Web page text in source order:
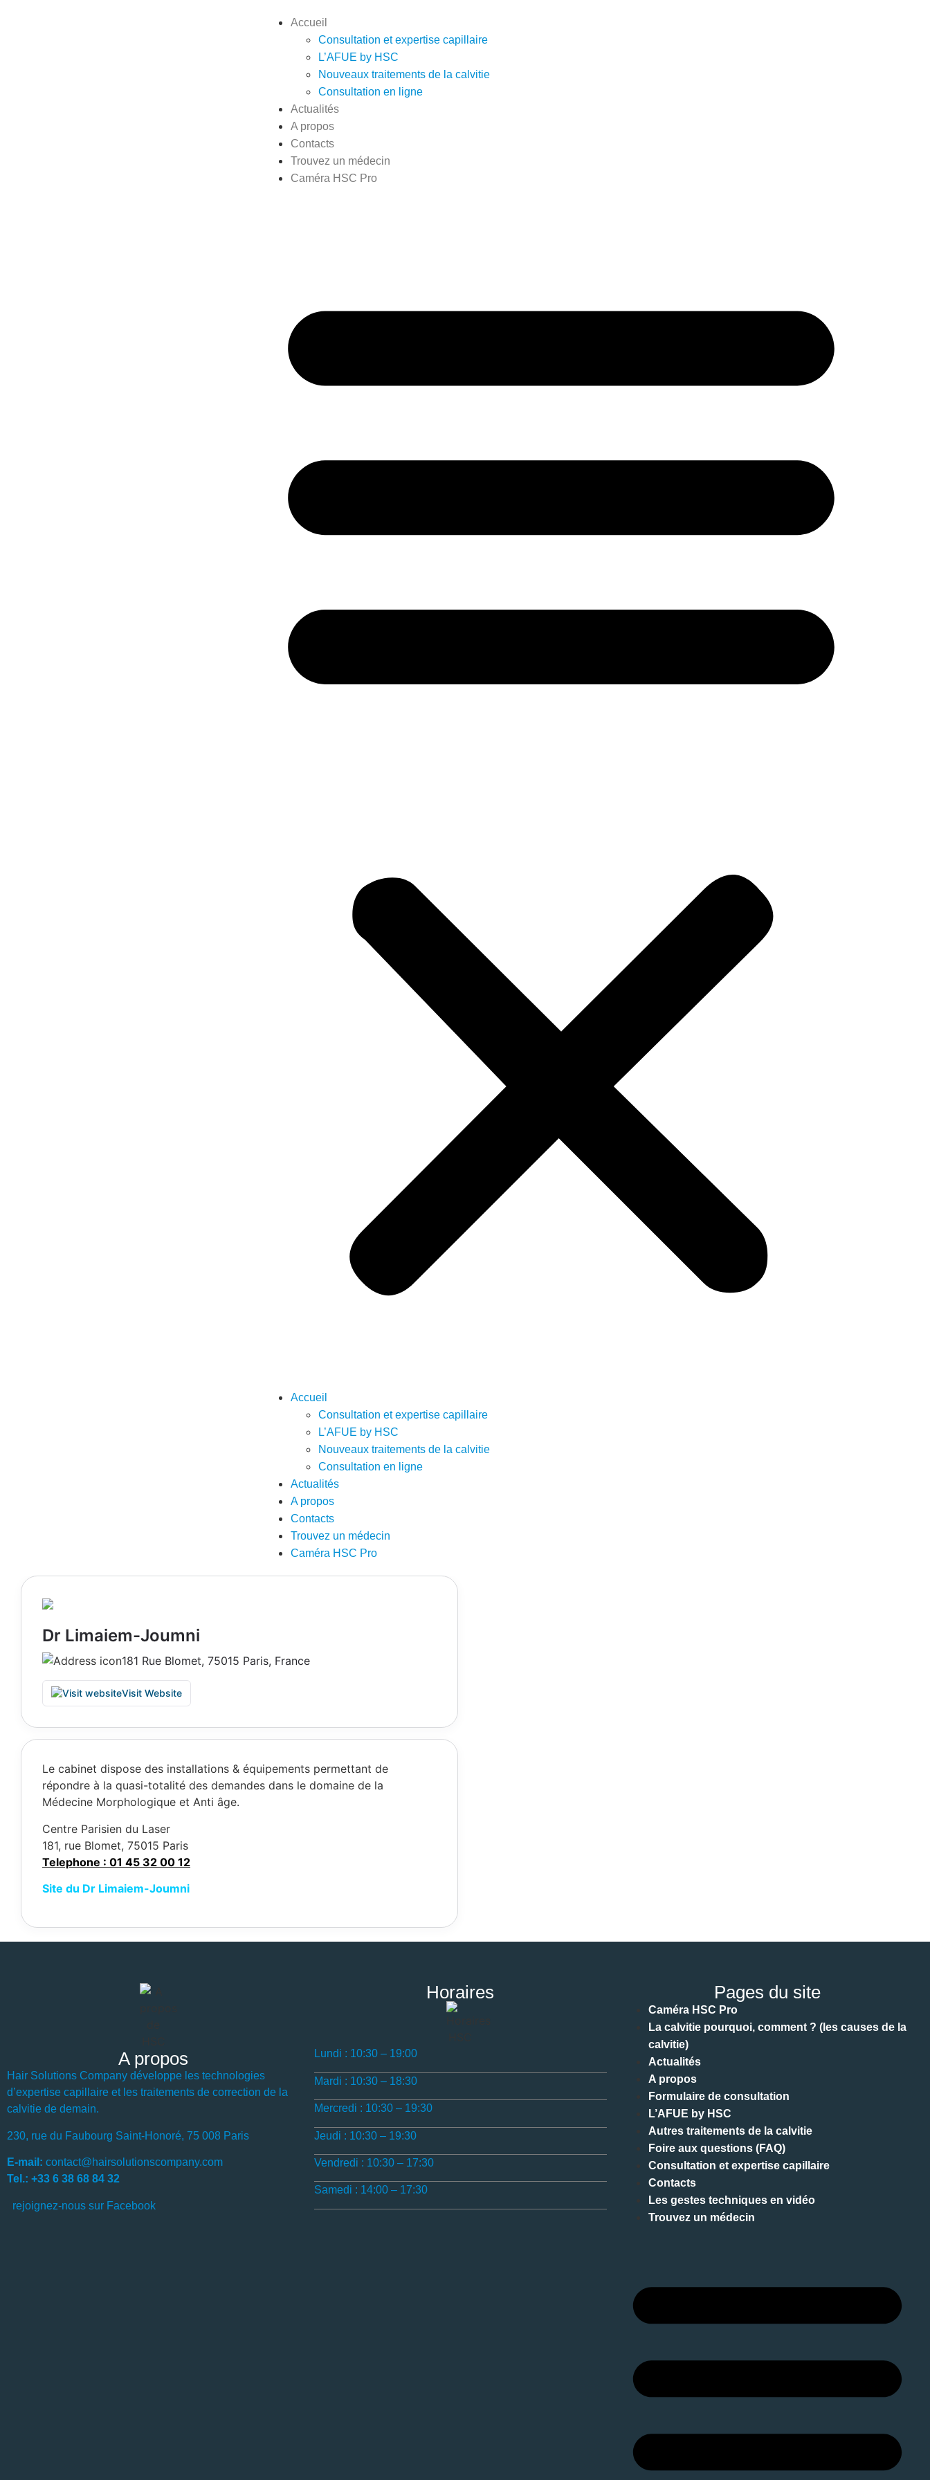
Accueil
Consultation et expertise capillaire
L’AFUE by HSC
Nouveaux traitements de la calvitie
Consultation en ligne
Actualités
A propos
Contacts
Trouvez un médecin
Caméra HSC Pro
Accueil
Consultation et expertise capillaire
L’AFUE by HSC
Nouveaux traitements de la calvitie
Consultation en ligne
Actualités
A propos
Contacts
Trouvez un médecin
Caméra HSC Pro
Dr Limaiem-Joumni
181 Rue Blomet, 75015 Paris, France
Visit Website
Le cabinet dispose des installations & équipements permettant de
répondre à la quasi-totalité des demandes dans le domaine de la
Médecine Morphologique et Anti âge.
Centre Parisien du Laser
181, rue Blomet, 75015 Paris
Telephone : 01 45 32 00 12
Site du Dr Limaiem-Joumni
A propos
Hair Solutions Company développe les technologies
d’expertise capillaire et les traitements de correction de la
calvitie de demain.
230, rue du Faubourg Saint-Honoré, 75 008 Paris
E-mail: contact@hairsolutionscompany.com
Tel.: +33 6 38 68 84 32
rejoignez-nous sur Facebook
Horaires
Lundi : 10:30 – 19:00
Mardi : 10:30 – 18:30
Mercredi : 10:30 – 19:30
Jeudi : 10:30 – 19:30
Vendredi : 10:30 – 17:30
Samedi : 14:00 – 17:30
Pages du site
Caméra HSC Pro
La calvitie pourquoi, comment ? (les causes de la
calvitie)
Actualités
A propos
Formulaire de consultation
L’AFUE by HSC
Autres traitements de la calvitie
Foire aux questions (FAQ)
Consultation et expertise capillaire
Contacts
Les gestes techniques en vidéo
Trouvez un médecin